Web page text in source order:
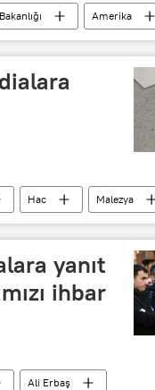
Amerika
Tayyip Erdoğan
İslam
Hac
Malezya
yanıt
ihbar
Ali Erbaş